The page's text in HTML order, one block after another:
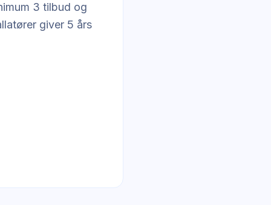
3 tilbud og
giver 5 års